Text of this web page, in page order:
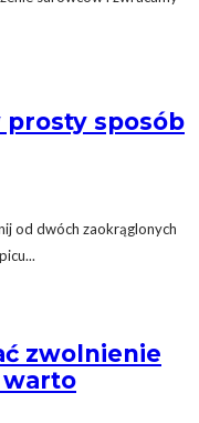
prosty sposób
od dwóch zaokrąglonych
zwolnienie
warto